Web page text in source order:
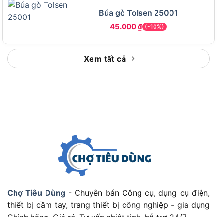
đánh giá cao nhờ chất liệu cao cấp và thiết kế
thông minh. Dưới đây là chi tiết về các đặc điểm
Những tính năng nổi bật của sản phẩm
Đầu búa thép rèn hợp kim cao cấp: Trọng
Cán gỗ hickory tự nhiên: Chiều dài 33cm, làm
từ gỗ hickory cao cấp, nổi tiếng với độ bền và
khả năng hấp thụ rung chấn. Cán được gia
công nhẵn, chống trơn trượt, mang lại cảm giác
cầm vừa tay, thoải mái ngay cả khi làm việc lâu
dài.
Búa gò Tolsen 25001
45.000₫ (-10%)
Xem tất cả
Chợ Tiêu Dùng- Chuyên bán Công cụ, dụng cụ điện,
thiết bị cầm tay, trang thiết bị công nghiệp - gia dụng